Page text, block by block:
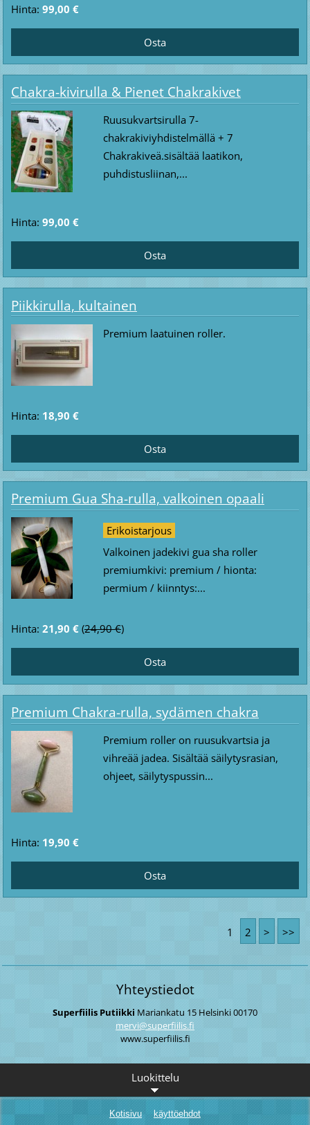
Hinta: 99,00 €
Chakra-kivirulla & Pienet Chakrakivet
Ruusukvartsirulla 7-
chakrakiviyhdistelmällä + 7
Chakrakiveä.sisältää laatikon,
puhdistusliinan,...
Hinta: 99,00 €
Piikkirulla, kultainen
Premium laatuinen roller.
Hinta: 18,90 €
Premium Gua Sha-rulla, valkoinen opaali
Erikoistarjous
Valkoinen jadekivi gua sha roller
premiumkivi: premium / hionta:
permium / kiinntys:...
Hinta: 21,90 €(24,90 €)
Premium Chakra-rulla, sydämen chakra
Premium roller on ruusukvartsia ja
vihreää jadea. Sisältää säilytysrasian,
ohjeet, säilytyspussin...
Hinta: 19,90 €
1 2 > >>
Yhteystiedot
Superfiilis Putiikki Mariankatu 15 Helsinki00170
mervi@superfiilis.fi
www.superfiilis.fi
Luokittelu
Kotisivu käyttöehdot